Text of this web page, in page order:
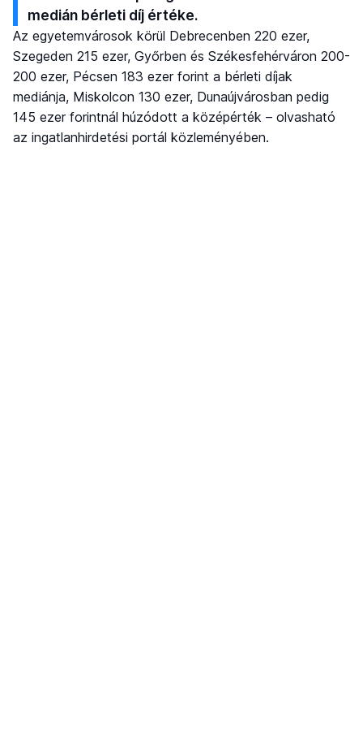
medián bérleti díj értéke.
Az egyetemvárosok körül Debrecenben 220 ezer,
Szegeden 215 ezer, Győrben és Székesfehérváron 200-
200 ezer, Pécsen 183 ezer forint a bérleti díjak
mediánja, Miskolcon 130 ezer, Dunaújvárosban pedig
145 ezer forintnál húzódott a középérték – olvasható
az ingatlanhirdetési portál közleményében.